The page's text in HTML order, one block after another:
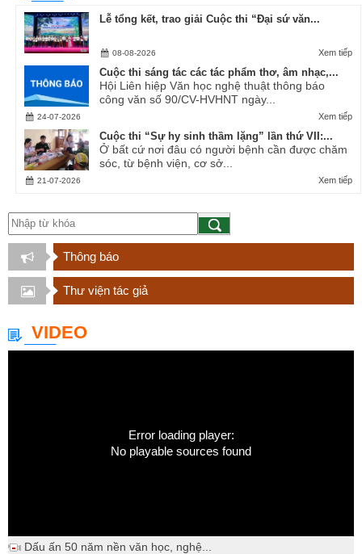
Lễ tổng kết, trao giải Cuộc thi “Đại sứ văn...
Xem tiếp
08-08-2026
Cuộc thi sáng tác các tác phẩm thơ, âm nhạc,...
Hội Liên hiệp Văn học nghệ thuật thông báo
công văn số 90/CV-HVHNT ngày...
Xem tiếp
24-07-2026
Cuộc thi “Sự hy sinh thầm lặng” lần thứ VII:...
Ở bất cứ nơi đâu có người bệnh cần được chăm
sóc, từ bệnh viện, cơ sở...
Xem tiếp
21-07-2026
Thông báo
Thư viện tác giả
VIDEO
Error loading player:
No playable sources found
Dấu ấn 50 năm nền văn học, nghệ...